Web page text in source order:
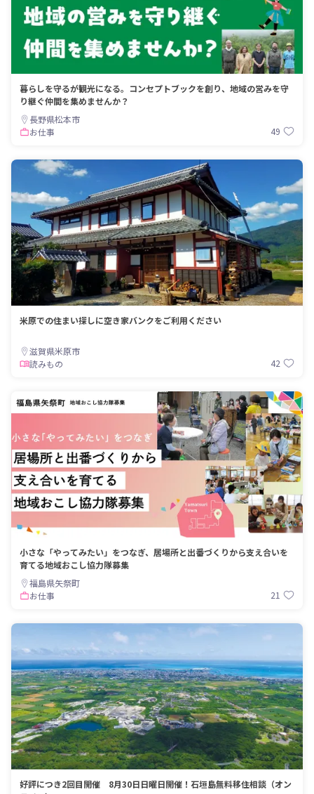
暮らしを守るが観光になる。コンセプトブックを創り、地域の営みを守
り継ぐ仲間を集めませんか？
長野県松本市
お仕事
49
米原での住まい探しに空き家バンクをご利用ください
滋賀県米原市
読みもの
42
小さな「やってみたい」をつなぎ、居場所と出番づくりから支え合いを
育てる地域おこし協力隊募集
福島県矢祭町
お仕事
21
好評につき2回目開催 8月30日日曜日開催！石垣島無料移住相談（オン